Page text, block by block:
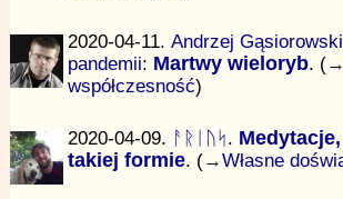
2020-04-11. Andrzej Gąsiorowski
pandemii: Martwy wieloryb. (→
współczesność)
2020-04-09. ᚨᚱᛁᚢᛋ.
takiej formie. (→Własne